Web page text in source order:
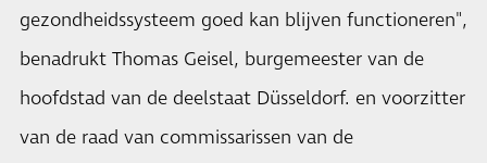
gezondheidssysteem goed kan blijven functioneren",
benadrukt Thomas Geisel, burgemeester van de
hoofdstad van de deelstaat Düsseldorf. en voorzitter
van de raad van commissarissen van de